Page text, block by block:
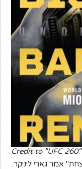
Credit to "UFC
מנצחת" אמר גארי ליניקר.